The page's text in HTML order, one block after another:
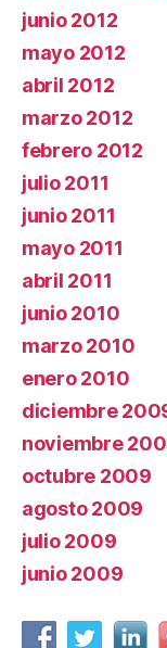
junio 2012
mayo 2012
abril 2012
marzo 2012
febrero 2012
julio 2011
junio 2011
mayo 2011
abril 2011
junio 2010
marzo 2010
enero 2010
diciembre
noviembre
octubre 2009
agosto 2009
julio 2009
junio 2009